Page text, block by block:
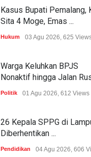
Kasus Bupati Pemalang,
Sita 4 Moge, Emas ...
Hukum 03 Agu 2026, 625
Warga Keluhkan BPJS
Nonaktif hingga Jalan
Politik 01 Agu 2026, 612 Views
26 Kepala SPPG di
Diberhentikan ...
Pendidikan 04 Agu 2026, 606